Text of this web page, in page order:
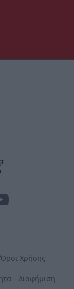
Όροι Χρήσης
Διαφήμιση